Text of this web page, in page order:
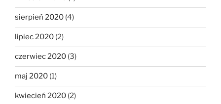
sierpień 2020 (4)
lipiec 2020 (2)
czerwiec 2020 (3)
maj 2020 (1)
kwiecień 2020 (2)